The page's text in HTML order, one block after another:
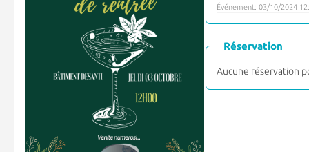
Événement: 03/10/2024
Réservation
Aucune réservation